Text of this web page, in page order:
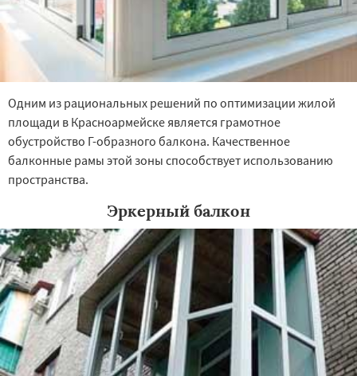
Одним из рациональных решений по оптимизации жилой
площади в Красноармейске является грамотное
обустройство Г-образного балкона. Качественное
балконные рамы этой зоны способствует использованию
пространства.
Эркерный балкон